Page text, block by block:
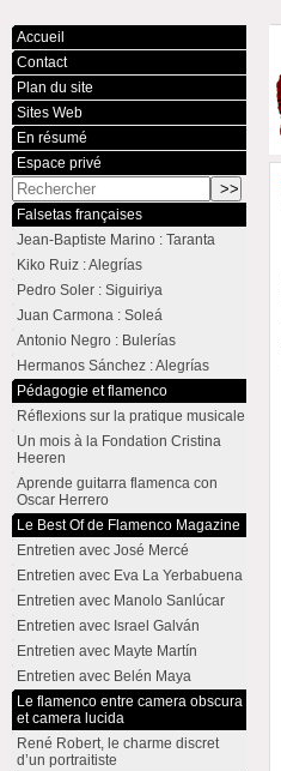
Accueil
Contact
Plan du site
Sites Web
En résumé
Espace privé
Falsetas françaises
Jean-Baptiste Marino : Taranta
Kiko Ruiz : Alegrías
Pedro Soler : Siguiriya
Juan Carmona : Soleá
Antonio Negro : Bulerías
Hermanos Sánchez : Alegrías
Pédagogie et flamenco
Réflexions sur la pratique musicale
Un mois à la Fondation Cristina
Heeren
Aprende guitarra flamenca con
Oscar Herrero
Le Best Of de Flamenco Magazine
Entretien avec José Mercé
Entretien avec Eva La Yerbabuena
Entretien avec Manolo Sanlúcar
Entretien avec Israel Galván
Entretien avec Mayte Martín
Entretien avec Belén Maya
Le flamenco entre camera obscura
et camera lucida
René Robert, le charme discret
d’un portraitiste